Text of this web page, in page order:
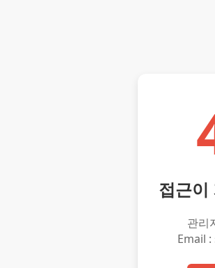
접근이
관리
Email